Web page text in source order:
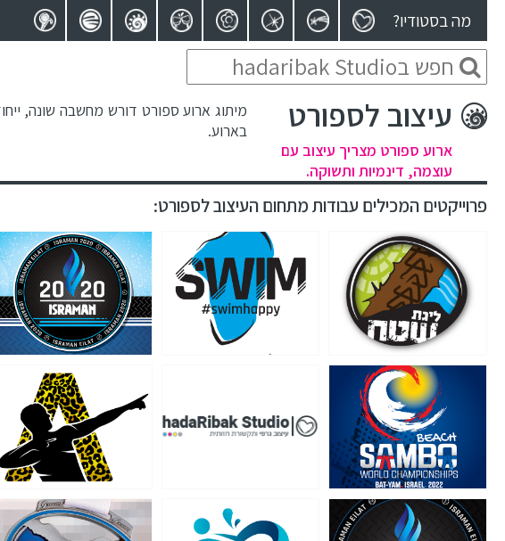
מה בסטודיו?
עיצוב לספורט
ארוע ספורט מצריך עיצוב עם
עוצמה, דינמיות ותשוקה.
מיתוג ארוע ספורט דורש מחשבה שונה,
בארוע.
פרוייקטים המכילים עבודות מתחום העיצוב לספורט: